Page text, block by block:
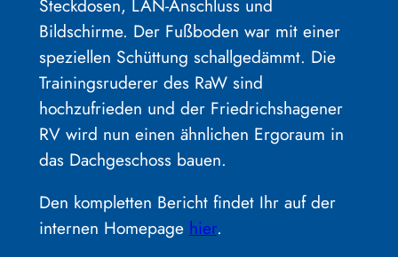
Steckdosen, LAN-Anschluss und
Bildschirme. Der Fußboden war mit einer
speziellen Schüttung schallgedämmt. Die
Trainingsruderer des RaW sind
hochzufrieden und der Friedrichshagener
RV wird nun einen ähnlichen Ergoraum in
das Dachgeschoss bauen.
Den kompletten Bericht findet Ihr auf der
internen Homepage hier.